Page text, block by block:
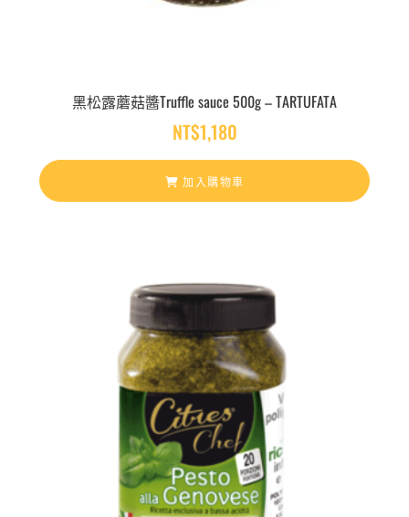
黑松露蘑菇醬Truffle sauce 500g – TARTUFATA
NT$1,180
加入購物車